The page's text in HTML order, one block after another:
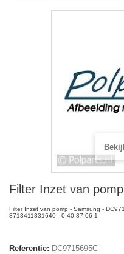
Filter Inzet van pomp
Filter Inzet van pomp - Samsung -
8713411331640 - 0.40.37.06-1
Referentie: DC9715695C